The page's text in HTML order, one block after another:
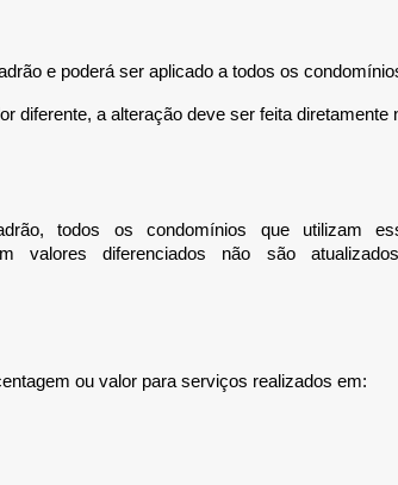
e poderá ser aplicado a todos os
diferente, a alteração deve ser feita diretamente
todos os condomínios que utilizam
valores diferenciados não são
ou valor para serviços realizados em: